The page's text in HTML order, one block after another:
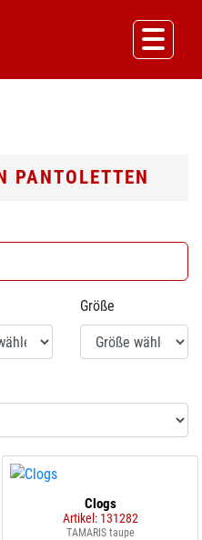
PANTOLETTEN
Größe
Clogs
Artikel: 131282
TAMARIS taupe